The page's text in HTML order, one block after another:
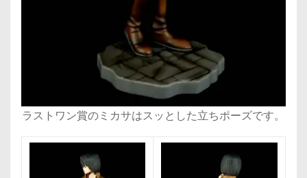
ラストワン賞のミカサはスッとした立ちポーズです。